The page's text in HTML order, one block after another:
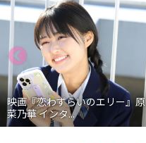
映画『恋わずらいのエリー』原
菜乃華 インタ...